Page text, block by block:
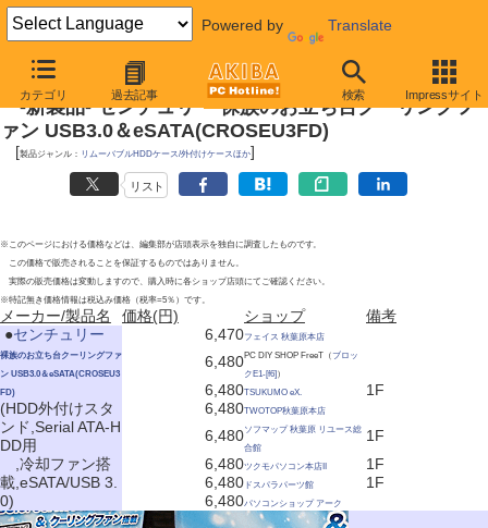
Powered by Translate
カテゴリ 過去記事 検索 Impressサイト
2011年4月29日号
-新製品- センチュリー 裸族のお立ち台クーリングフ
ァン USB3.0＆eSATA(CROSEU3FD)
[製品ジャンル： リムーバブルHDDケース/外付けケースほか]
リスト
※このページにおける価格などは、編集部が店頭表示を独自に調査したものです。
この価格で販売されることを保証するものではありません。
実際の販売価格は変動しますので、購入時に各ショップ店頭にてご確認ください。
※特記無き価格情報は税込み価格（税率=5％）です。
メーカー/製品名 価格(円) ショップ
備考
●センチュリー
裸族のお立ち台クーリングファ
ン USB3.0＆eSATA(CROSEU3
FD)
(HDD外付けスタ
ンド,Serial ATA-H
DD用
,冷却ファン搭
載,eSATA/USB 3.
0)
6,470フェイス 秋葉原本店
6,480PC DIY SHOP FreeT（ブロッ
クE1-[f6] ）
6,480TSUKUMO eX.
1F
6,480TWOTOP秋葉原本店
6,480ソフマップ 秋葉原 リユース総
合館
1F
6,480ツクモパソコン本店II
1F
6,480 ドスパラパーツ館
1F
6,480パソコンショップ アーク